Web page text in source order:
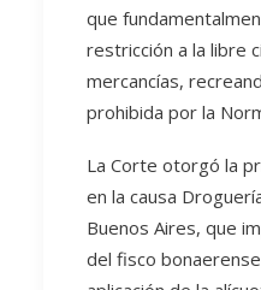
que
restricción a la libre
mercancías,
prohibida por la
La Corte otorgó la
en la causa
Buenos Aires, que
del fisco